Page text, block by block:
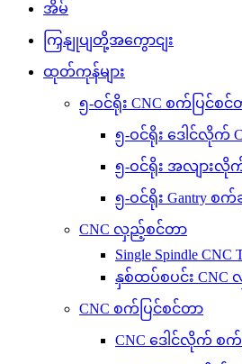
အိမ်
ကြှနျုပျတို့အကွောငျး
ထုတ်ကုန်များ
၅-ဝင်ရိုး CNC စက်ပြင်စင်
၅-ဝင်ရိုး ဒေါင်လိုက်
၅-ဝင်ရိုး အလျားလို
၅-ဝင်ရိုး Gantry စ
CNC လှည့်စင်တာ
Single Spindle CNC
နှစ်ထပ်စပင်း
CNC စက်ပြင်စင်တာ
CNC ဒေါင်လိုက် စ